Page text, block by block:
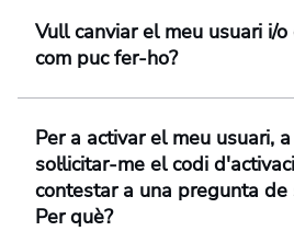
Vull canviar el meu usuari i/o
com puc fer-ho?
Per a activar el meu usuari,
sol·licitar-me el codi
contestar a una pregunta
Per què?